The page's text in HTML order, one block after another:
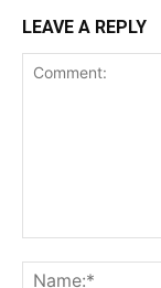
LEAVE A REPLY